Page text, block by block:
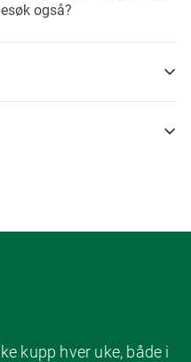
også?
kupp hver uke, både i